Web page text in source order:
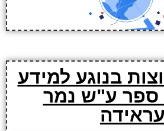
בנוגע למידע
ספר ע"ש נמר
עראידה